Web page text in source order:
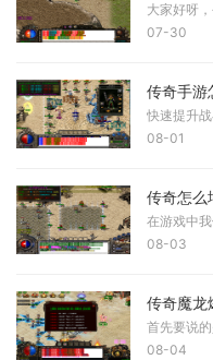
07-30
传奇手游
08-01
传奇怎么
08-03
传奇魔龙
08-04